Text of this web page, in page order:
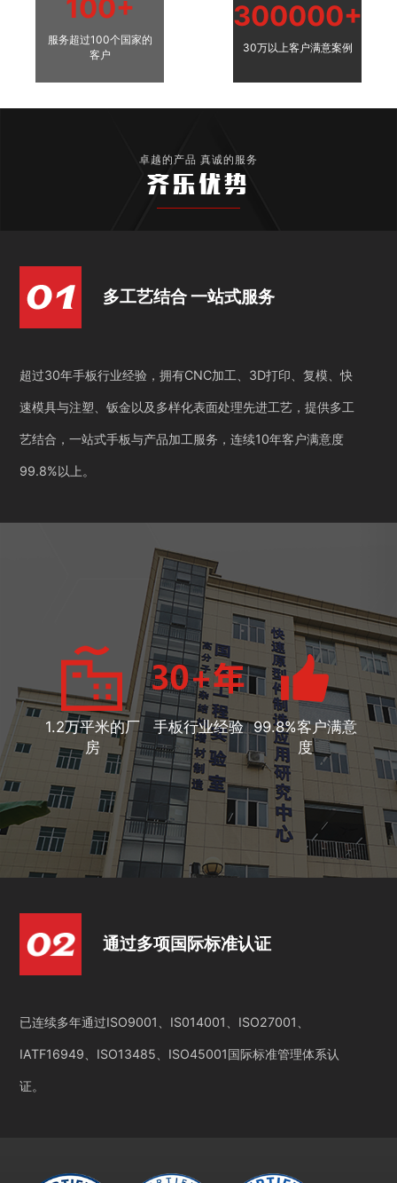
100+
服务超过100个国家的
客户
300000+
30万以上客户满意案例
卓越的产品 真诚的服务
齐乐优势
多工艺结合 一站式服务
超过30年手板行业经验，拥有CNC加工、3D打印、复模、快
速模具与注塑、钣金以及多样化表面处理先进工艺，提供多工
艺结合，一站式手板与产品加工服务，连续10年客户满意度
99.8%以上。
1.2万平米的厂
房
手板行业经验 99.8%客户满意
度
通过多项国际标准认证
已连续多年通过ISO9001、IS014001、ISO27001、
IATF16949、ISO13485、ISO45001国际标准管理体系认
证。